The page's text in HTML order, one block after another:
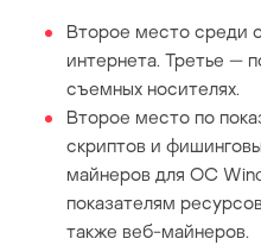
Второе место среди
интернета. Третье —
съемных носителях.
Второе место по
скриптов и
майнеров для ОС
показателям
также веб-майнеров.